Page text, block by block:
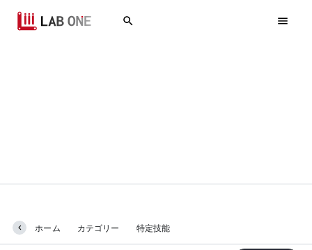
ホーム カテゴリー 特定技能